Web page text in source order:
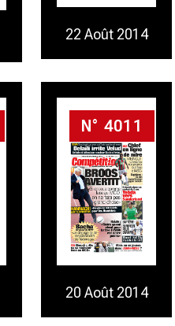
22 Août 2014
N° 4011
20 Août 2014